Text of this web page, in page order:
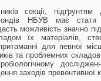
секції,
НБУВ має стати
можливість значно
їх матеріалів,
для певної
та проблемних
заходів превентивної